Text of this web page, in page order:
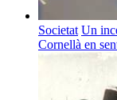
Societat Un
Cornellà en